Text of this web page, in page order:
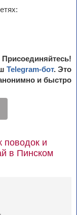
Присоединяйтесь!
Telegram-бот. Это
и быстро
поводок и
в Пинском